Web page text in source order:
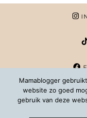
Mamablogger
website zo goed
gebruik van deze